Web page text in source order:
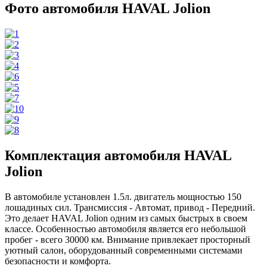
Фото автомобиля HAVAL Jolion
Комплектация автомобиля HAVAL
Jolion
В автомобиле установлен 1.5л. двигатель мощностью 150
лошадиных сил. Трансмиссия - Автомат, привод - Передний.
Это делает HAVAL Jolion одним из самых быстрых в своем
классе. Особенностью автомобиля является его небольшой
пробег - всего 30000 км. Внимание привлекает просторный
уютный салон, оборудованный современными системами
безопасности и комфорта.